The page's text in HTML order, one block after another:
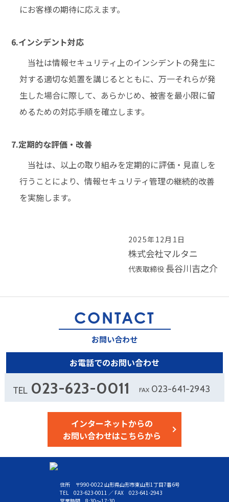
にお客様の期待に応えます。
6.インシデント対応
当社は情報セキュリティ上のインシデントの発生に
対する適切な処置を講じるとともに、万一それらが発
生した場合に際して、あらかじめ、被害を最小限に留
めるための対応手順を確立します。
7.定期的な評価・改善
当社は、以上の取り組みを定期的に評価・見直しを
行うことにより、情報セキュリティ管理の継続的改善
を実施します。
2025年12月1日
株式会社マルタニ
代表取締役 長谷川吉之介
CONTACT
お問い合わせ
お電話でのお問い合わせ
TEL 023-623-0011 FAX 023-641-2943
インターネットからの
お問い合わせはこちらから
住所 〒990-0022 山形県山形市東山形1丁目7番6号
TEL 023-623-0011 ／ FAX 023-641-2943